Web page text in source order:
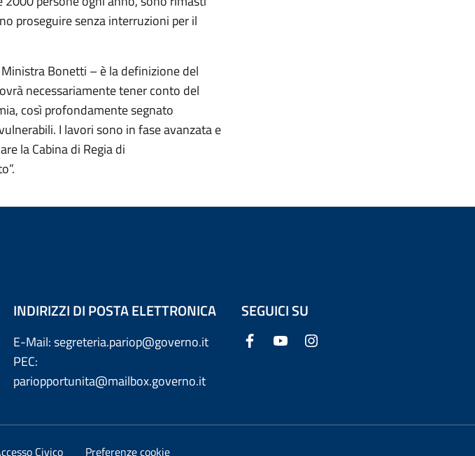
proseguire senza interruzioni per il
Bonetti – è la definizione del
necessariamente tener conto del
così profondamente segnato
I lavori sono in fase avanzata e
la Cabina di Regia di
INDIRIZZI DI POSTA ELETTRONICA
E-Mail: segreteria.pariop@governo.it
PEC:
pariopportunita@mailbox.governo.it
SEGUICI SU
Civico Preferenze cookie